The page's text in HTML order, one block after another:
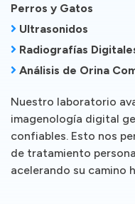
Perros y Gatos
Ultrasonidos
Radiografías
Análisis de Orina
Nuestro laboratorio
imagenología digital
confiables. Esto nos
de tratamiento
acelerando su camino